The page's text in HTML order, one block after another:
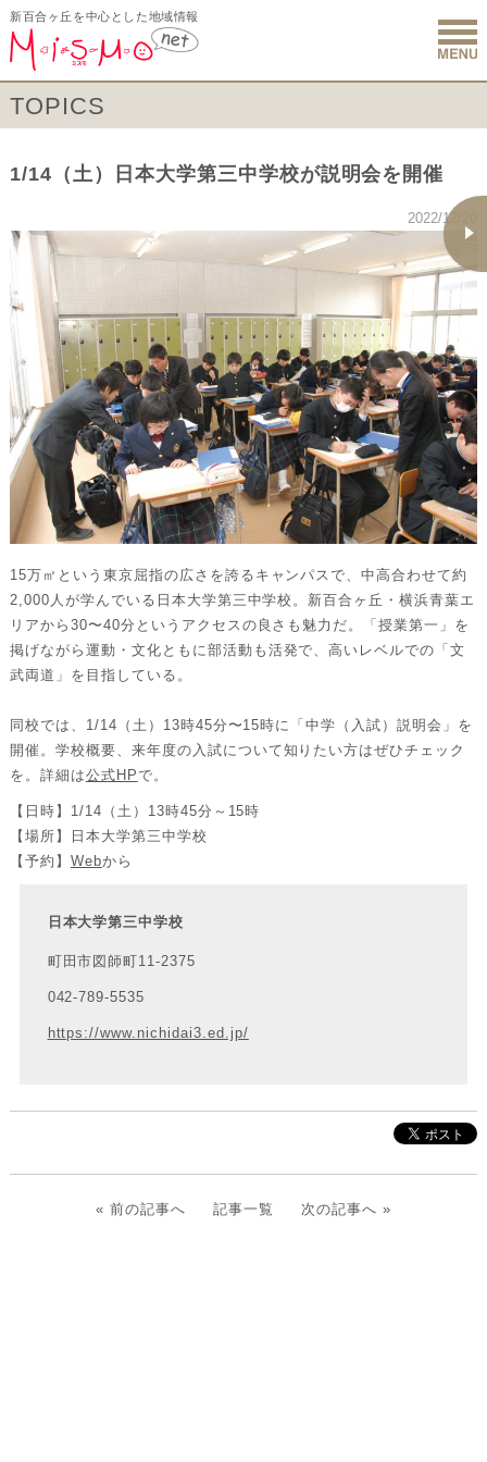
新百合ヶ丘を中心とした地域情報
新百合ヶ
TOPICS
1/14（土）日本大学第三中学校が説明会を開催
2022/12/20
15万㎡という東京屈指の広さを誇るキャンパスで、中高合わせて約
2,000人が学んでいる日本大学第三中学校。新百合ヶ丘・横浜青葉エ
リアから30〜40分というアクセスの良さも魅力だ。「授業第一」を
掲げながら運動・文化ともに部活動も活発で、高いレベルでの「文
武両道」を目指している。
同校では、1/14（土）13時45分〜15時に「中学（入試）説明会」を
開催。学校概要、来年度の入試について知りたい方はぜひチェック
を。詳細は公式HPで。
【日時】1/14（土）13時45分～15時
【場所】日本大学第三中学校
【予約】 Webから
日本大学第三中学校
町田市図師町11-2375
042-789-5535
https://www.nichidai3.ed.jp/
«前の記事へ 記事一覧 次の記事へ »